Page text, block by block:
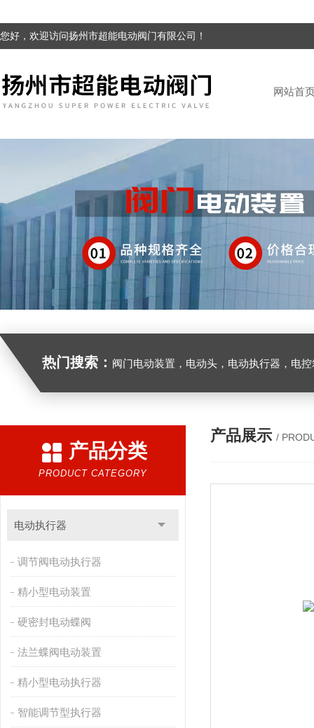
您好，欢迎访问扬州市超能电动阀门有限公司！
网站首
热门搜索： 阀门电动装置，电动头，电动执行器，电
产品分类
PRODUCT CATEGORY
电动执行器
调节阀电动执行器
精小型电动装置
硬密封电动蝶阀
法兰蝶阀电动装置
精小型电动执行器
智能调节型执行器
产品展示 /